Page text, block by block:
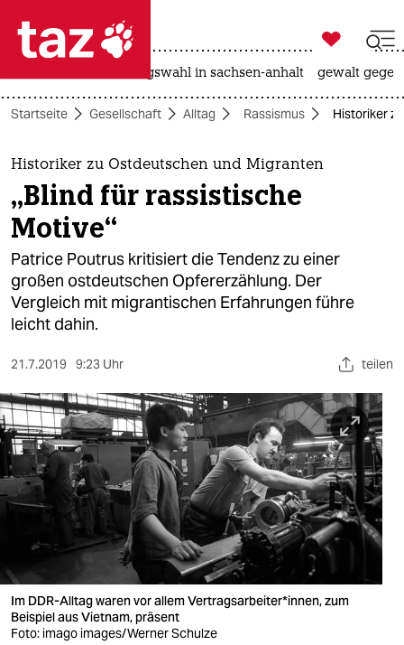
 taz zahl ich
taz zahl ich
themen
politik
öko
gesellschaft
kultur
sport
berlin
nord
wahrheit
veranstaltungen
shop

taz zahl ich
landtagswahl in sachsen-anhalt gewalt
Startseite Gesellschaft Alltag Rassismus Historiker
Historiker zu Ostdeutschen und Migranten
„Blind für rassistische
Motive“
Patrice Poutrus kritisiert die Tendenz zu einer
großen ostdeutschen Opfererzählung. Der
Vergleich mit migrantischen Erfahrungen führe
leicht dahin.
21.7.2019 9:23 Uhr teilen
Im DDR-Alltag waren vor allem Vertragsarbeiter*innen, zum
Beispiel aus Vietnam, präsent
Foto: imago images/Werner Schulze